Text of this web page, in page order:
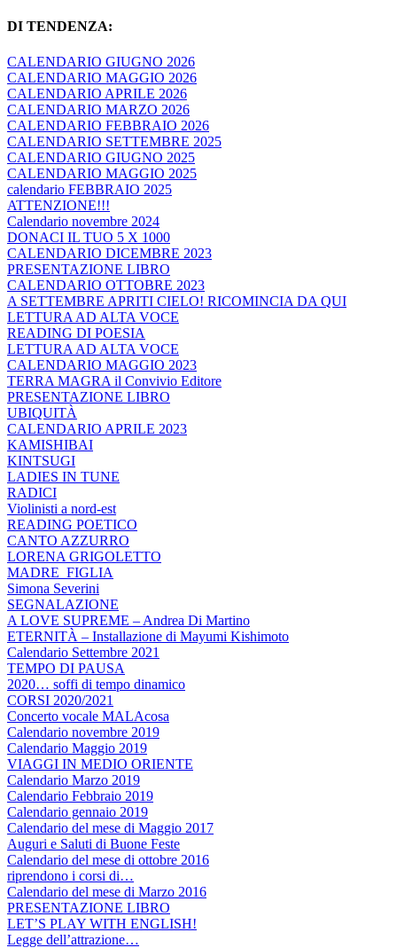
DI TENDENZA:
CALENDARIO GIUGNO 2026
CALENDARIO MAGGIO 2026
CALENDARIO APRILE 2026
CALENDARIO MARZO 2026
CALENDARIO FEBBRAIO 2026
CALENDARIO SETTEMBRE 2025
CALENDARIO GIUGNO 2025
CALENDARIO MAGGIO 2025
calendario FEBBRAIO 2025
ATTENZIONE!!!
Calendario novembre 2024
DONACI IL TUO 5 X 1000
CALENDARIO DICEMBRE 2023
PRESENTAZIONE LIBRO
CALENDARIO OTTOBRE 2023
A SETTEMBRE APRITI CIELO! RICOMINCIA DA QUI
LETTURA AD ALTA VOCE
READING DI POESIA
LETTURA AD ALTA VOCE
CALENDARIO MAGGIO 2023
TERRA MAGRA il Convivio Editore
PRESENTAZIONE LIBRO
UBIQUITÀ
CALENDARIO APRILE 2023
KAMISHIBAI
KINTSUGI
LADIES IN TUNE
RADICI
Violinisti a nord-est
READING POETICO
CANTO AZZURRO
LORENA GRIGOLETTO
MADRE_FIGLIA
Simona Severini
SEGNALAZIONE
A LOVE SUPREME – Andrea Di Martino
ETERNITÀ – Installazione di Mayumi Kishimoto
Calendario Settembre 2021
TEMPO DI PAUSA
2020… soffi di tempo dinamico
CORSI 2020/2021
Concerto vocale MALAcosa
Calendario novembre 2019
Calendario Maggio 2019
VIAGGI IN MEDIO ORIENTE
Calendario Marzo 2019
Calendario Febbraio 2019
Calendario gennaio 2019
Calendario del mese di Maggio 2017
Auguri e Saluti di Buone Feste
Calendario del mese di ottobre 2016
riprendono i corsi di…
Calendario del mese di Marzo 2016
PRESENTAZIONE LIBRO
LET’S PLAY WITH ENGLISH!
Legge dell’attrazione…